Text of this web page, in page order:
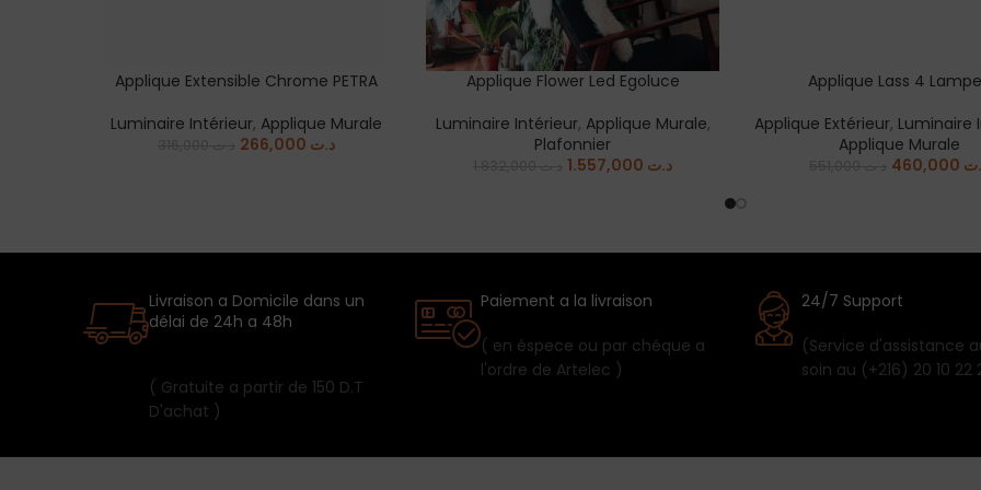
ADD TO CART
Applique Extensible Chrome PETRA
Luminaire Intérieur, Applique Murale
د.ت
ADD TO CART
Applique Flower Led Egoluce
Luminaire Intérieur, Applique Murale,
Plafonnier
د.ت
ADD TO CARTApplique Lass 4
Applique Extérieur, Luminaire
Applique Murale
Livraison a Domicile dans un
délai de 24h a 48h
( Gratuite a partir de 150 D.T
D'achat )
Paiement a la livraison
( en éspece ou par chéque a
l'ordre de Artelec )
24/7 Support
(Service d'assistance
soin au (+216) 20 10 22